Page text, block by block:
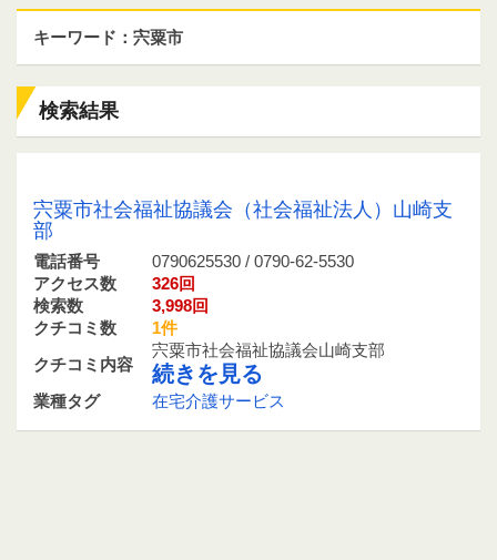
キーワード：宍粟市
検索結果
宍粟市社会福祉協議会（社会福祉法人）山崎支
部
電話番号
0790625530 / 0790-62-5530
アクセス数
326回
検索数
3,998回
クチコミ数
1件
クチコミ内容
宍粟市社会福祉協議会山崎支部
続きを見る
業種タグ 在宅介護サービス